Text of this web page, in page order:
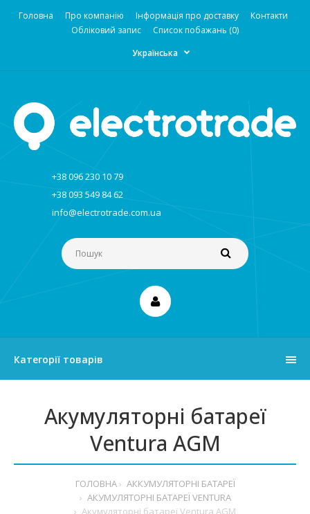
Головна Про компанію Інформація про доставку
Контакти
Обліковий запис
Список побажань (0)
Українська
+38 096 230 10 79
+38 093 549 84 62
info@electrotrade.com.ua
Категорії товарів
Акумуляторні батареї
Ventura AGM
ГОЛОВНА
АККУМУЛЯТОРНІ БАТАРЕЇ
АКУМУЛЯТОРНІ БАТАРЕЇ VENTURA
Акумуляторні батареї Ventura AGM